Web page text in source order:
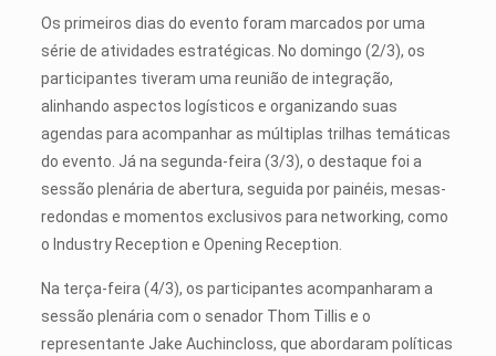
Os primeiros dias do evento foram marcados por uma
série de atividades estratégicas. No domingo (2/3), os
participantes tiveram uma reunião de integração,
alinhando aspectos logísticos e organizando suas
agendas para acompanhar as múltiplas trilhas temáticas
do evento. Já na segunda-feira (3/3), o destaque foi a
sessão plenária de abertura, seguida por painéis, mesas-
redondas e momentos exclusivos para networking, como
o Industry Reception e Opening Reception.
Na terça-feira (4/3), os participantes acompanharam a
sessão plenária com o senador Thom Tillis e o
representante Jake Auchincloss, que abordaram políticas